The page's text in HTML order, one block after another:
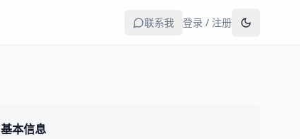
联系我 登录 / 注册
基本信息